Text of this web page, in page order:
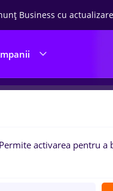
Business cu
de munca
Permite activarea pentru a